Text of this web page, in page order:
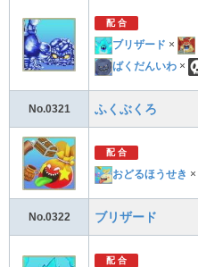
配 合
ブリザード ×
ばくだんいわ ×
No.0321 ふくぶくろ
配 合
おどるほうせき ×
No.0322 ブリザード
配 合